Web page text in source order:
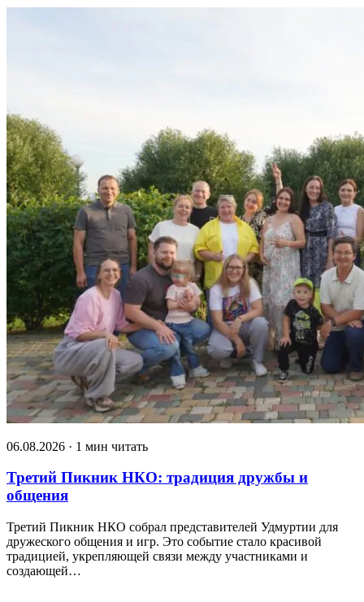
06.08.2026 · 1 мин читать
Третий Пикник НКО: традиция дружбы и
общения
Третий Пикник НКО собрал представителей Удмуртии для
дружеского общения и игр. Это событие стало красивой
традицией, укрепляющей связи между участниками и
создающей…